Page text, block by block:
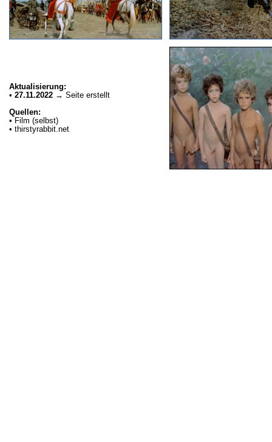
Aktualisierung:
• 27.11.2022 → Seite erstellt
Quellen:
• Film (selbst)
• thirstyrabbit.net